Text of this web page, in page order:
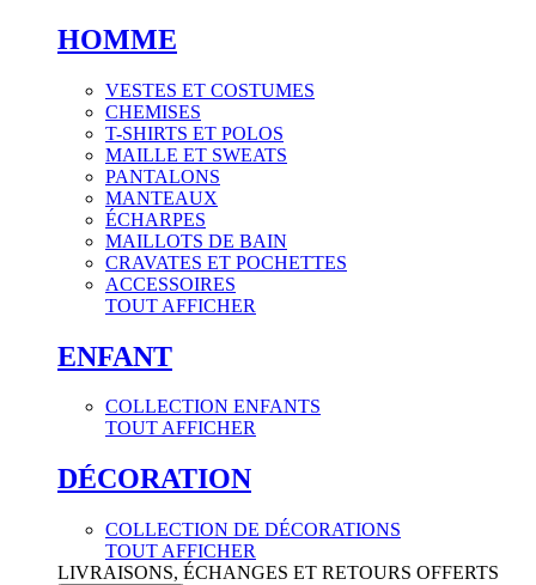
HOMME
VESTES ET COSTUMES
CHEMISES
T-SHIRTS ET POLOS
MAILLE ET SWEATS
PANTALONS
MANTEAUX
ÉCHARPES
MAILLOTS DE BAIN
CRAVATES ET POCHETTES
ACCESSOIRES
TOUT AFFICHER
ENFANT
COLLECTION ENFANTS
TOUT AFFICHER
DÉCORATION
COLLECTION DE DÉCORATIONS
TOUT AFFICHER
LIVRAISONS, ÉCHANGES ET RETOURS OFFERTS